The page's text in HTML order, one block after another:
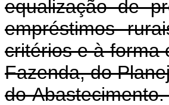
equalização de
empréstimos
critérios e à forma
Fazenda, do
do